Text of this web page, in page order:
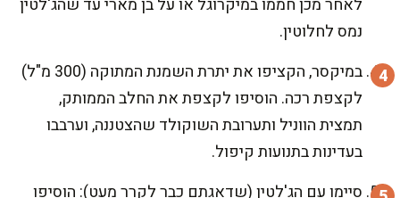
נמס לחלוטין.
במיקסר, הקציפו את יתרת השמנת המתוקה (300 מ"ל)
לקצפת רכה. הוסיפו לקצפת את החלב הממותק,
תמצית הווניל ותערובת השוקולד שהצטננה, וערבבו
בעדינות בתנועות קיפול.
סיימו עם הג'לטין (שדאגתם כבר לקרר מעט): הוסיפו